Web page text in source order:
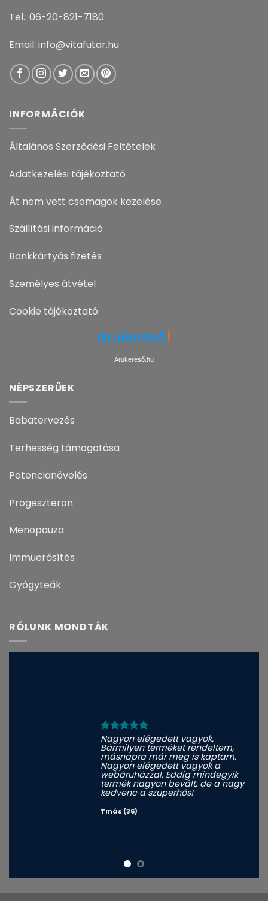
Tel.: 06-20-821-7180
Email: info@vitafutar.hu
INFORMÁCIÓK
Általános Szerződési Feltételek
Adatkezelési tájékoztató
Át nem vett csomagok kezelése
Szállítási információ
Bankkártyás fizetés
Személyes átvétel
Cookie tájékoztató
Árukereső.hu
NÉPSZERŰEK
Babatervezés
Terhesség támogatása
Potencianövelés
Progeszteron
Menopauza
Immuerősítés
Gyógyteák
RÓLUNK MONDTÁK
Nagyon elégedett vagyok.
Bármilyen terméket rendeltem,
másnapra már meg is kaptam.
Nagyon elégedett vagyok a
webáruházzal. Eddig mindegyik
termék nagyon bevált, de a nagy
kedvenc a szuperhős!
Tmás (36)